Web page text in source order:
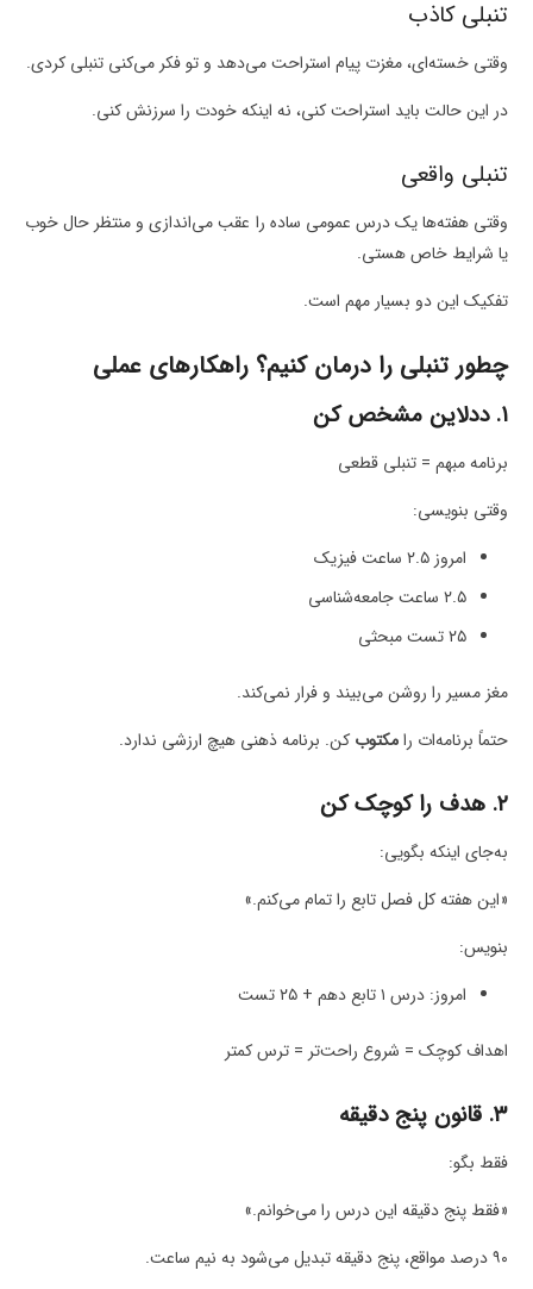
تنبلی کاذب
وقتی خسته‌ای، مغزت پیام استراحت می‌دهد و تو فکر می‌کنی تنبلی کردی.
در این حالت باید استراحت کنی، نه اینکه خودت را سرزنش کنی.
تنبلی واقعی
وقتی هفته‌ها یک درس عمومی ساده را عقب می‌اندازی و منتظر حال خوب
یا شرایط خاص هستی.
تفکیک این دو بسیار مهم است.
چطور تنبلی را درمان کنیم؟ راهکارهای عملی
۱. ددلاین مشخص کن
برنامه مبهم = تنبلی قطعی
وقتی بنویسی:
امروز ۲.۵ ساعت فیزیک
۲.۵ ساعت جامعه‌شناسی
۲۵ تست مبحثی
مغز مسیر را روشن می‌بیند و فرار نمی‌کند.
حتماً برنامه‌ات رامکتوب کن. برنامه ذهنی هیچ ارزشی ندارد.
۲. هدف را کوچک کن
به‌جای اینکه بگویی:
«این هفته کل فصل تابع را تمام می‌کنم.»
بنویس:
امروز: درس ۱ تابع دهم + ۲۵ تست
اهداف کوچک = شروع راحت‌تر = ترس کمتر
۳. قانون پنج دقیقه
فقط بگو:
«فقط پنج دقیقه این درس را می‌خوانم.»
۹۰ درصد مواقع، پنج دقیقه تبدیل می‌شود به نیم ساعت.